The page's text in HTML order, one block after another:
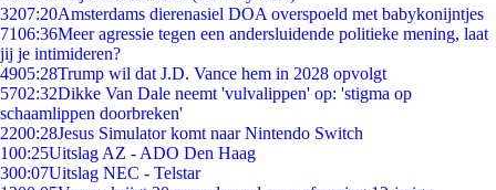
3207:20Amsterdams dierenasiel DOA overspoeld met babykonijntjes
7106:36Meer agressie tegen een andersluidende politieke mening, laat
jij je intimideren?
4905:28Trump wil dat J.D. Vance hem in 2028 opvolgt
5702:32Dikke Van Dale neemt 'vulvalippen' op: 'stigma op
schaamlippen doorbreken'
2200:28Jesus Simulator komt naar Nintendo Switch
100:25Uitslag AZ - ADO Den Haag
300:07Uitslag NEC - Telstar